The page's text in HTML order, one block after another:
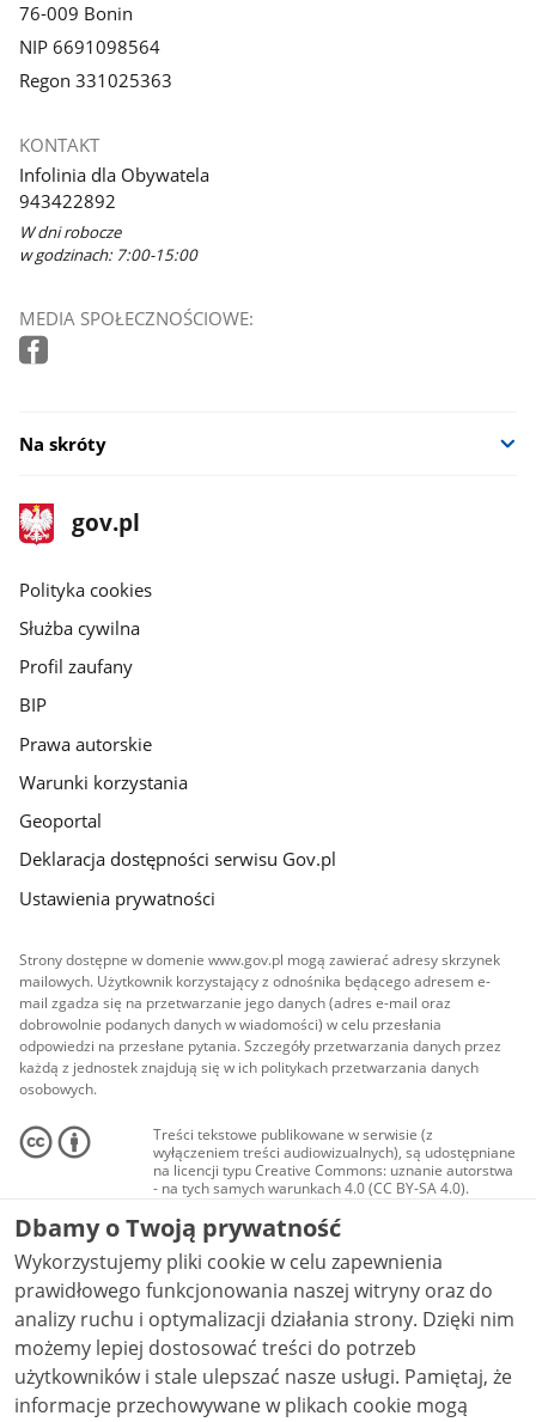
76-009 Bonin
NIP 6691098564
Regon 331025363
KONTAKT
Infolinia dla Obywatela
943422892
W dni robocze
w godzinach: 7:00-15:00
MEDIA SPOŁECZNOŚCIOWE:
Na skróty
stopka
gov.pl
Strona
gov.pl
gov.pl
Polityka cookies
Służba cywilna
Profil zaufany
BIP
Prawa autorskie
Warunki korzystania
Geoportal
Deklaracja dostępności serwisu Gov.pl
Ustawienia prywatności
Strony dostępne w domenie www.gov.pl mogą zawierać adresy skrzynek
mailowych. Użytkownik korzystający z odnośnika będącego adresem e-
mail zgadza się na przetwarzanie jego danych (adres e-mail oraz
dobrowolnie podanych danych w wiadomości) w celu przesłania
odpowiedzi na przesłane pytania. Szczegóły przetwarzania danych przez
każdą z jednostek znajdują się w ich politykach przetwarzania danych
osobowych.
Treści tekstowe publikowane w serwisie (z
wyłączeniem treści audiowizualnych), są udostępniane
na licencji typu Creative Commons: uznanie autorstwa
- na tych samych warunkach 4.0 (CC BY-SA 4.0).
Materiały audiowizualne, w tym zdjęcia, materiały
audio i wideo, są udostępniane na licencji typu
Creative Commons: uznanie autorstwa użycie
niekomercyjne - bez utworów zależnych 4.0 (CC BY-
NC-ND 4.0), o ile nie jest to stwierdzone inaczej.
Dbamy o Twoją prywatność
Wykorzystujemy pliki cookie w celu zapewnienia
prawidłowego funkcjonowania naszej witryny oraz do
analizy ruchu i optymalizacji działania strony. Dzięki nim
możemy lepiej dostosować treści do potrzeb
użytkowników i stale ulepszać nasze usługi. Pamiętaj, że
informacje przechowywane w plikach cookie mogą